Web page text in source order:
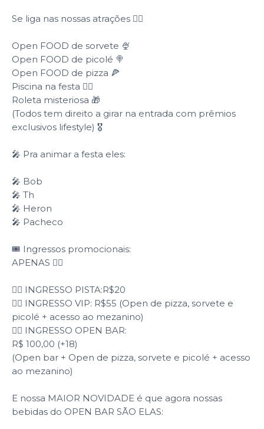
Se liga nas nossas atrações 👇🏻
Open FOOD de sorvete 🍨
Open FOOD de picolé 🍭
Open FOOD de pizza 🍕
Piscina na festa 🏊‍♂️
Roleta misteriosa 🎁
(Todos tem direito a girar na entrada com prêmios
exclusivos lifestyle) 🎖️
🎤 Pra animar a festa eles:
🎤 Bob
🎤 Th
🎤 Heron
🎤 Pacheco
🎟️ Ingressos promocionais:
APENAS 👇🏻
👉🏻 INGRESSO PISTA:R$20
👉🏻 INGRESSO VIP: R$55 (Open de pizza, sorvete e
picolé + acesso ao mezanino)
👉🏻 INGRESSO OPEN BAR:
R$ 100,00 (+18)
(Open bar + Open de pizza, sorvete e picolé + acesso
ao mezanino)
E nossa MAIOR NOVIDADE é que agora nossas
bebidas do OPEN BAR SÃO ELAS: